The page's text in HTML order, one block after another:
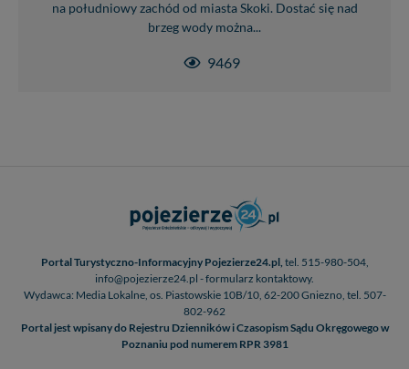
na południowy zachód od miasta Skoki. Dostać się nad
brzeg wody można...
9469
Portal Turystyczno-Informacyjny Pojezierze24.pl, tel. 515-980-504,
info@pojezierze24.pl - formularz kontaktowy.
Wydawca: Media Lokalne, os. Piastowskie 10B/10, 62-200 Gniezno, tel. 507-
802-962
Portal jest wpisany do Rejestru Dzienników i Czasopism Sądu Okręgowego w
Poznaniu pod numerem RPR 3981